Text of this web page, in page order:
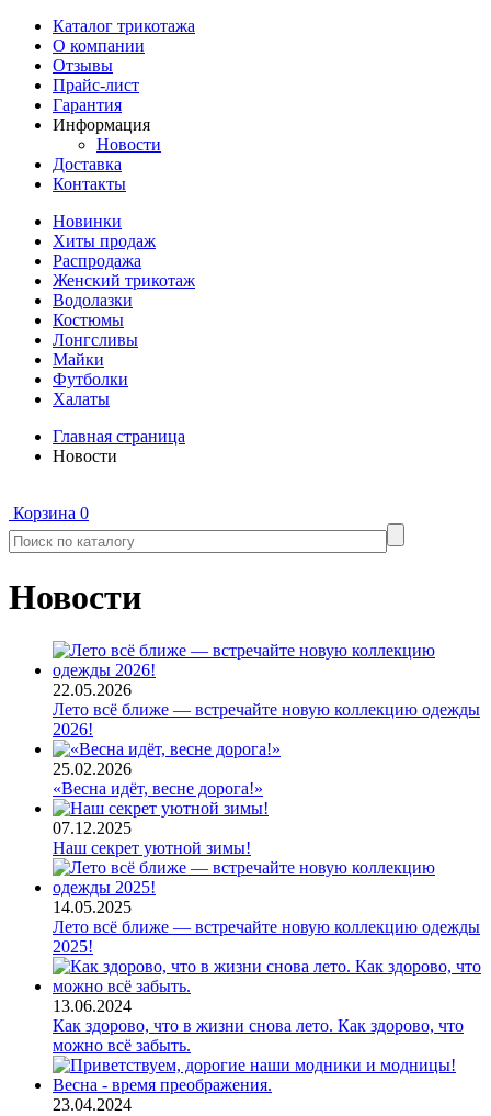
Каталог трикотажа
О компании
Отзывы
Прайс-лист
Гарантия
Информация
Новости
Доставка
Контакты
Новинки
Хиты продаж
Распродажа
Женский трикотаж
Водолазки
Костюмы
Лонгсливы
Майки
Футболки
Халаты
Главная страница
Новости
Корзина 0
Новости
22.05.2026
Лето всё ближе — встречайте новую коллекцию одежды
2026!
25.02.2026
«Весна идёт, весне дорога!»
07.12.2025
Наш секрет уютной зимы!
14.05.2025
Лето всё ближе — встречайте новую коллекцию одежды
2025!
13.06.2024
Как здорово, что в жизни снова лето. Как здорово, что
можно всё забыть.
23.04.2024